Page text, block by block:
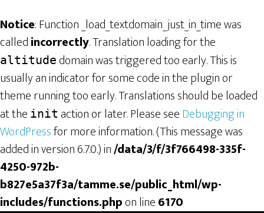
Notice: Function _load_textdomain_just_in_time was
calledincorrectly. Translation loading for the
altitude domain was triggered too early. This is
usually an indicator for some code in the plugin or
theme running too early. Translations should be loaded
at the init action or later. Please seeDebugging in
WordPressfor more information. (This message was
added in version 6.7.0.) in/data/3/f/3f766498-335f-
4250-972b-
b827e5a37f3a/tamme.se/public_html/wp-
includes/functions.phpon line6170